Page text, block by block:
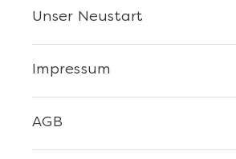
AGB
Impressum
Unser Neustart